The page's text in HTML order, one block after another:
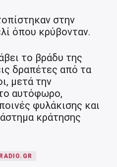
στην
όπου κρύβονταν.
το βράδυ της
δραπέτες από τα
μετά την
αυτόφωρο,
φυλάκισης και
κράτησης